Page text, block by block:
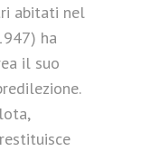
abitati nel
ha
il suo